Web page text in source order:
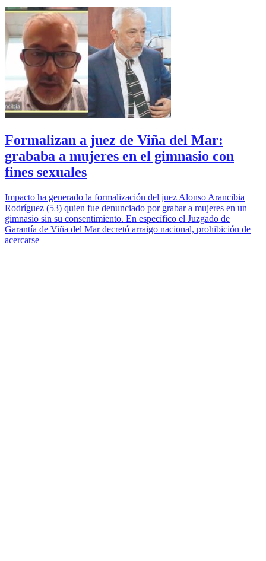
Formalizan a juez de Viña del Mar:
grababa a mujeres en el gimnasio con
fines sexuales
Impacto ha generado la formalización del juez Alonso Arancibia
Rodríguez (53) quien fue denunciado por grabar a mujeres en un
gimnasio sin su consentimiento. En específico el Juzgado de
Garantía de Viña del Mar decretó arraigo nacional, prohibición de
acercarse